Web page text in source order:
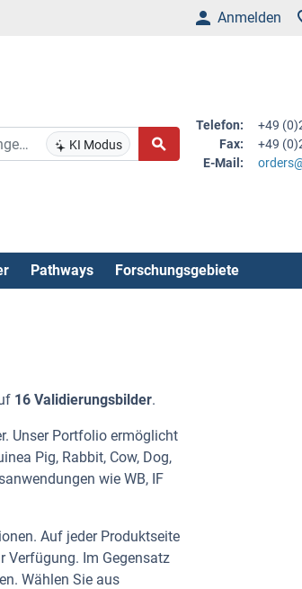
Anmelden
KI Modus
Telefon:
+49
Fax:
+49
E-Mail:
Pathways Forschungsgebiete
16 Validierungsbilder.
Unser Portfolio ermöglicht
Pig, Rabbit, Cow, Dog,
wie WB, IF
Auf jeder Produktseite
Verfügung. Im Gegensatz
Wählen Sie aus